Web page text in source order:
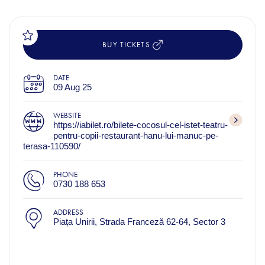
BUY TICKETS
DATE
09 Aug 25
WEBSITE
https://iabilet.ro/bilete-cocosul-cel-istet-teatru-
pentru-copii-restaurant-hanu-lui-manuc-pe-
terasa-110590/
PHONE
0730 188 653
ADDRESS
Piața Unirii, Strada Franceză 62-64, Sector 3